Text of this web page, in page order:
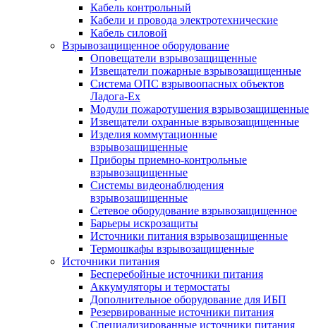
Кабель контрольный
Кабели и провода электротехнические
Кабель силовой
Взрывозащищенное оборудование
Оповещатели взрывозащищенные
Извещатели пожарные взрывозащищенные
Система ОПС взрывоопасных объектов
Ладога-Ex
Модули пожаротушения взрывозащищенные
Извещатели охранные взрывозащищенные
Изделия коммутационные
взрывозащищенные
Приборы приемно-контрольные
взрывозащищенные
Системы видеонаблюдения
взрывозащищенные
Сетевое оборудование взрывозащищенное
Барьеры искрозащиты
Источники питания взрывозащищенные
Термошкафы взрывозащищенные
Источники питания
Бесперебойные источники питания
Аккумуляторы и термостаты
Дополнительное оборудование для ИБП
Резервированные источники питания
Специализированные источники питания